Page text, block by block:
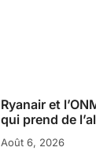
Ryanair et
qui prend de
Août 6, 2026